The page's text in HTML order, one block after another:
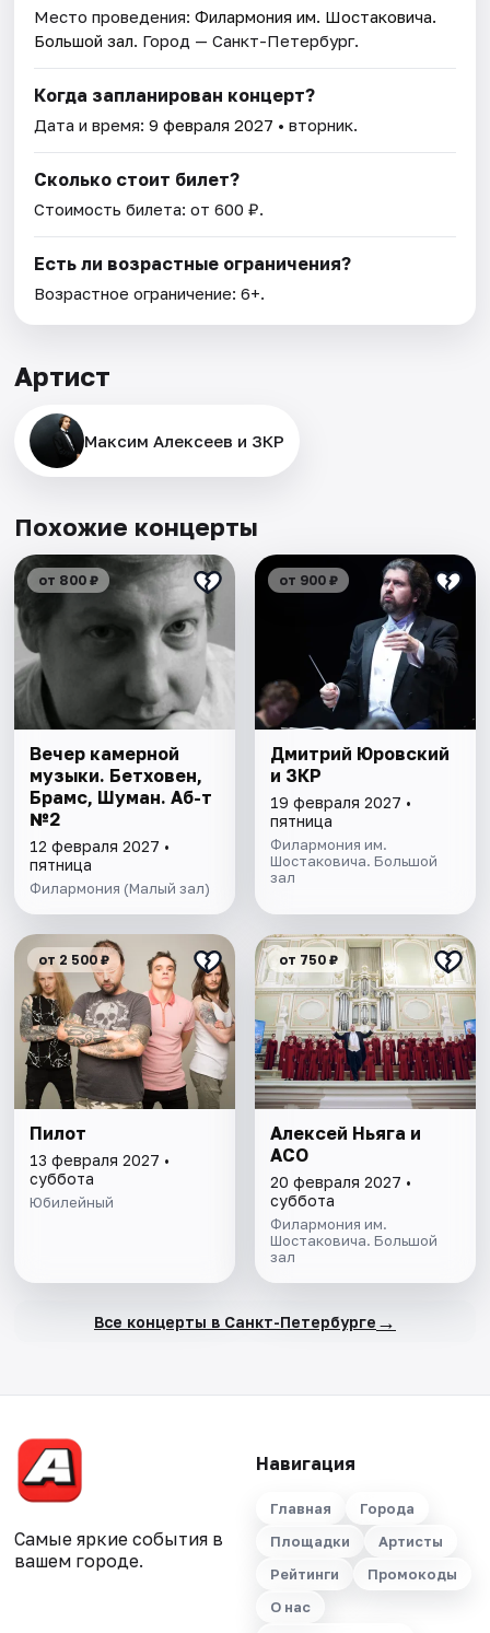
Место проведения:Филармония им. Шостаковича.
Большой зал. Город — Санкт-Петербург.
Когда запланирован концерт?
Дата и время:9 февраля 2027 • вторник.
Сколько стоит билет?
Стоимость билета: от 600 ₽.
Есть ли возрастные ограничения?
Возрастное ограничение: 6+.
Артист
Максим Алексеев и ЗКР
Похожие концерты
от 800 ₽
Вечер камерной
музыки. Бетховен,
Брамс, Шуман. Аб-т
№2
12 февраля 2027 •
пятница
Филармония (Малый зал)
от 900 ₽
Дмитрий Юровский
и ЗКР
19 февраля 2027 •
пятница
Филармония им.
Шостаковича. Большой
зал
от 2 500 ₽
Пилот
13 февраля 2027 •
суббота
Юбилейный
от 750 ₽
Алексей Ньяга и
АСО
20 февраля 2027 •
суббота
Филармония им.
Шостаковича. Большой
зал
Все концерты в Санкт-Петербурге →
Самые яркие события в
вашем городе.
Навигация
Главная
Города
Площадки
Артисты
Рейтинги
Промокоды
О нас